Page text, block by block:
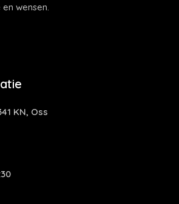
wensen.
KN, Oss